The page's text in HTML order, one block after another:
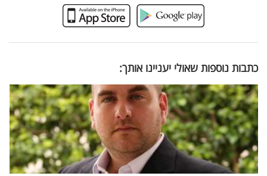
כתבות נוספות שאולי יעניינו אותך: